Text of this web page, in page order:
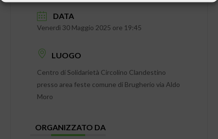
DATA
Venerdì 30 Maggio 2025 ore 19:45
LUOGO
Centro dí Solidarietà Circolino Clandestino
presso area feste comune di Brugherio via Aldo
Moro
ORGANIZZATO DA